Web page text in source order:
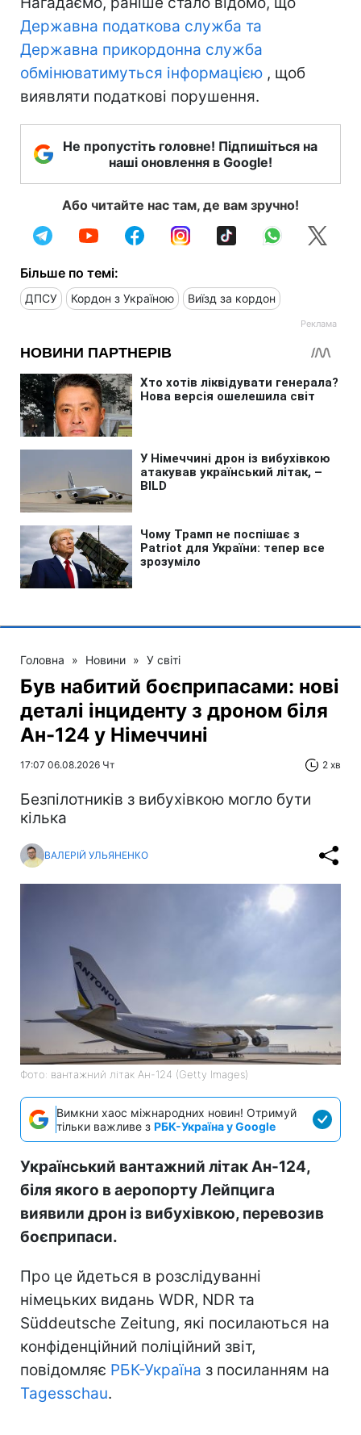
Державна податкова служба та
Державна прикордонна служба
обмінюватимуться інформацією , щоб
виявляти податкові порушення.
Не пропустіть головне! Підпишіться на
наші оновлення в Google!
Або читайте нас там, де вам зручно!
Більше по темі:
ДПСУ Кордон з Україною Виїзд за кордон
Головна » Новини » У світі
Був набитий боєприпасами: нові
деталі інциденту з дроном біля
Ан-124 у Німеччині
17:07 06.08.2026 Чт 2 хв
Безпілотників з вибухівкою могло бути
кілька
ВАЛЕРІЙ УЛЬЯНЕНКО
Фото: вантажний літак Ан-124 (Getty Images)
Вимкни хаос міжнародних новин! Отримуй
тільки важливе з РБК-Україна у Google
Український вантажний літак Ан-124,
біля якого в аеропорту Лейпцига
виявили дрон із вибухівкою, перевозив
боєприпаси.
Про це йдеться в розслідуванні
німецьких видань WDR, NDR та
Süddeutsche Zeitung, які посилаються на
конфіденційний поліційний звіт,
повідомляє РБК-Україна з посиланням на
Tagesschau.